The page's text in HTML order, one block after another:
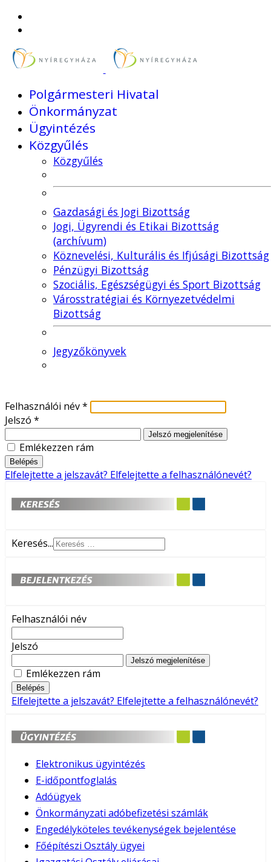
Polgármesteri Hivatal
Önkormányzat
Ügyintézés
Közgyűlés
Közgyűlés
Gazdasági és Jogi Bizottság
Jogi, Ügyrendi és Etikai Bizottság
(archívum)
Köznevelési, Kulturális és Ifjúsági Bizottság
Pénzügyi Bizottság
Szociális, Egészségügyi és Sport Bizottság
Városstratégiai és Környezetvédelmi
Bizottság
Jegyzőkönyvek
Felhasználói név*
Jelszó *
Jelszó megjelenítése
Emlékezzen rám
Belépés
Elfelejtette a jelszavát? Elfelejtette a felhasználónevét?
Keresés...
Felhasználói név
Jelszó
Jelszó megjelenítése
Emlékezzen rám
Belépés
Elfelejtette a jelszavát? Elfelejtette a felhasználónevét?
Elektronikus ügyintézés
E-időpontfoglalás
Adóügyek
Önkormányzati adóbefizetési számlák
Engedélyköteles tevékenységek bejelentése
Főépítészi Osztály ügyei